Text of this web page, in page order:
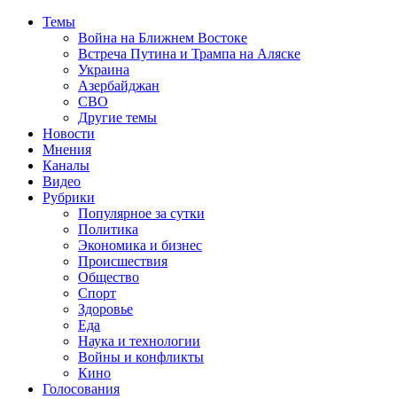
Темы
Война на Ближнем Востоке
Встреча Путина и Трампа на Аляске
Украина
Азербайджан
СВО
Другие темы
Новости
Мнения
Каналы
Видео
Рубрики
Популярное за сутки
Политика
Экономика и бизнес
Происшествия
Общество
Спорт
Здоровье
Еда
Наука и технологии
Войны и конфликты
Кино
Голосования